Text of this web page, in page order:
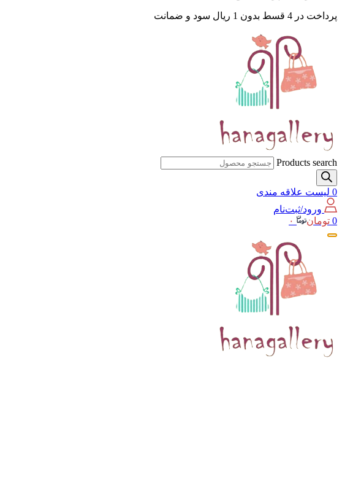
پرداخت در 4 قسط بدون 1 ریال سود و ضمانت
Products search
0 لیست علاقه مندی
ورود/ثبت‌نام
0 تومان